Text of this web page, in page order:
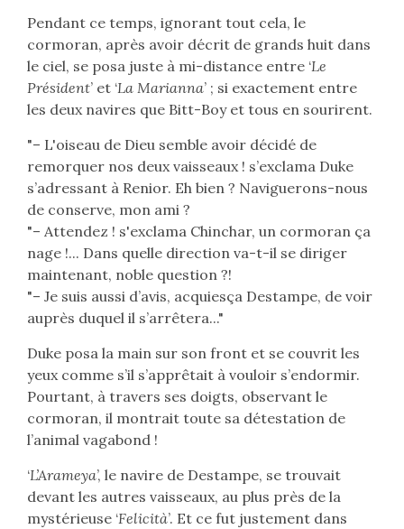
Pendant ce temps, ignorant tout cela, le
cormoran, après avoir décrit de grands huit dans
le ciel, se posa juste à mi-distance entre ‘Le
Président’ et ‘La Marianna’ ; si exactement entre
les deux navires que Bitt-Boy et tous en sourirent.
"– L'oiseau de Dieu semble avoir décidé de
remorquer nos deux vaisseaux ! s’exclama Duke
s’adressant à Renior. Eh bien ? Naviguerons-nous
de conserve, mon ami ?
"– Attendez ! s'exclama Chinchar, un cormoran ça
nage !... Dans quelle direction va-t-il se diriger
maintenant, noble question ?!
"– Je suis aussi d’avis, acquiesça Destampe, de voir
auprès duquel il s’arrêtera..."
Duke posa la main sur son front et se couvrit les
yeux comme s’il s’apprêtait à vouloir s’endormir.
Pourtant, à travers ses doigts, observant le
cormoran, il montrait toute sa détestation de
l’animal vagabond !
‘L’Arameya’, le navire de Destampe, se trouvait
devant les autres vaisseaux, au plus près de la
mystérieuse ‘Felicità’. Et ce fut justement dans